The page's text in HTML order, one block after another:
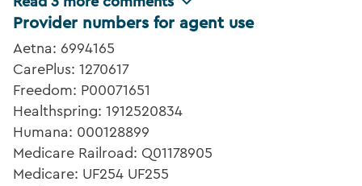
Provider numbers for agent use
Aetna: 6994165
CarePlus: 1270617
Freedom: P00071651
Healthspring: 1912520834
Humana: 000128899
Medicare Railroad: Q01178905
Medicare: UF254 UF255